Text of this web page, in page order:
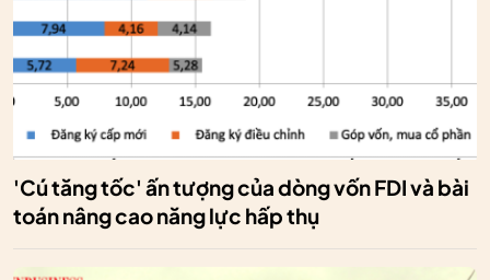
'Cú tăng tốc' ấn tượng của dòng vốn FDI và bài
toán nâng cao năng lực hấp thụ